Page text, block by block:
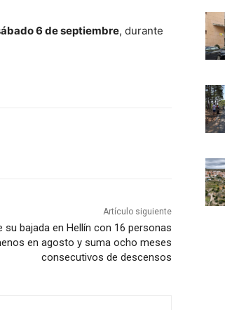
6 de septiembre, durante
Artículo siguiente
su bajada en Hellín con 16 personas
en agosto y suma ocho meses
consecutivos de descensos